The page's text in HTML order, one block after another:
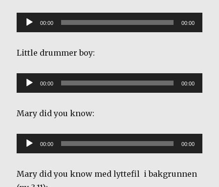
Lydavspiller
00:00 00:00
Little drummer boy:
Lydavspiller
00:00 00:00
Mary did you know:
Lydavspiller
00:00 00:00
Mary did you know med lyttefil i bakgrunnen